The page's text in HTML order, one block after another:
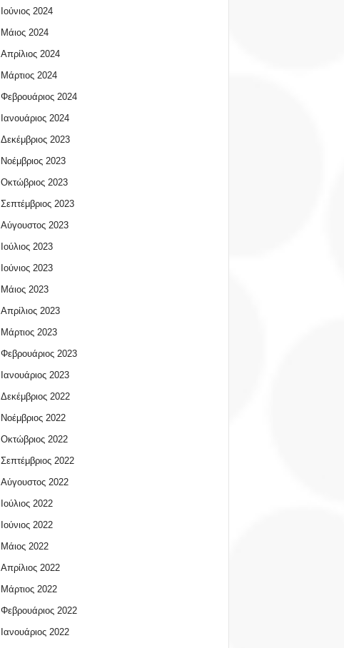
Ιούνιος 2024
Μάιος 2024
Απρίλιος 2024
Μάρτιος 2024
Φεβρουάριος 2024
Ιανουάριος 2024
Δεκέμβριος 2023
Νοέμβριος 2023
Οκτώβριος 2023
Σεπτέμβριος 2023
Αύγουστος 2023
Ιούλιος 2023
Ιούνιος 2023
Μάιος 2023
Απρίλιος 2023
Μάρτιος 2023
Φεβρουάριος 2023
Ιανουάριος 2023
Δεκέμβριος 2022
Νοέμβριος 2022
Οκτώβριος 2022
Σεπτέμβριος 2022
Αύγουστος 2022
Ιούλιος 2022
Ιούνιος 2022
Μάιος 2022
Απρίλιος 2022
Μάρτιος 2022
Φεβρουάριος 2022
Ιανουάριος 2022